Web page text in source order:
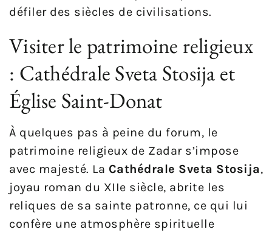
défiler des siècles de civilisations.
Visiter le patrimoine religieux
: Cathédrale Sveta Stosija et
Église Saint-Donat
À quelques pas à peine du forum, le
patrimoine religieux de Zadar s’impose
avec majesté. La Cathédrale Sveta Stosija,
joyau roman du XIIe siècle, abrite les
reliques de sa sainte patronne, ce qui lui
confère une atmosphère spirituelle